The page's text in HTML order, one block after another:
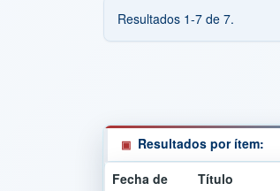
Resultados 1-7 de 7.
Resultados por ítem:
Fecha de
Título